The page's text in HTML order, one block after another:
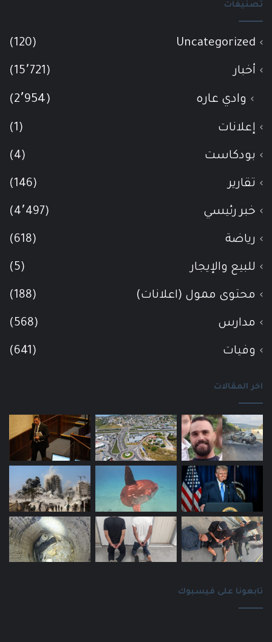
تصنيفات
Uncategorized
(120)
أخبار (15٬721)
وادي عاره (2٬954)
إعلانات (1)
بودكاست (4)
تقارير (146)
خبر رئيسي (4٬497)
رياضة (618)
للبيع والإيجار (5)
محتوى ممول (اعلانات) (188)
مدارس (568)
وفيات (641)
اخر المقالات
تابعونا على فيسبوك